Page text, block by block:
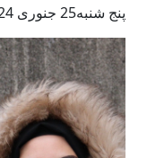
پنج شنبه25 جنوری 2024